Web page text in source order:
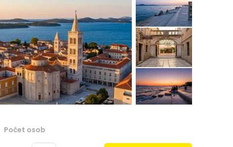
Počet osob